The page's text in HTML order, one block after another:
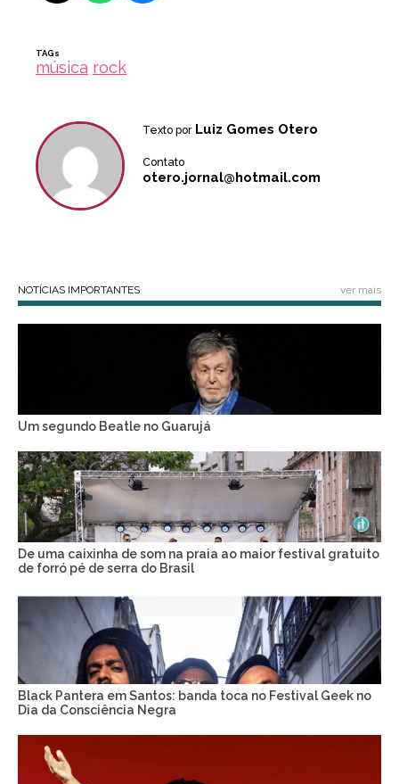
TAGs
música rock
Texto por Luiz Gomes Otero
Contato
otero.jornal@hotmail.com
NOTÍCIAS IMPORTANTES ver mais
Um segundo Beatle no Guarujá
De uma caixinha de som na praia ao maior festival gratuito
de forró pé de serra do Brasil
Black Pantera em Santos: banda toca no Festival Geek no
Dia da Consciência Negra